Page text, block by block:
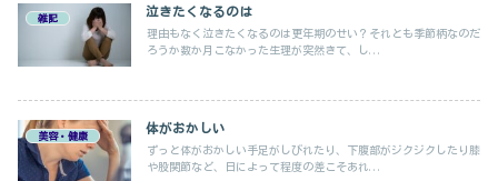
雑記
泣きたくなるのは
理由もなく泣きたくなるのは更年期のせい？それとも季節柄なのだ
ろうか数か月こなかった生理が突然きて、し...
美容・健康
体がおかしい
ずっと体がおかしい手足がしびれたり、下腹部がジクジクしたり膝
や股関節など、日によって程度の差こそあれ...